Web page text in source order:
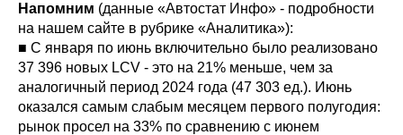
Напомним (данные «Автостат Инфо» - подробности
на нашем сайте в рубрике «Аналитика»):
■ С января по июнь включительно было реализовано
37 396 новых LCV - это на 21% меньше, чем за
аналогичный период 2024 года (47 303 ед.). Июнь
оказался самым слабым месяцем первого полугодия:
рынок просел на 33% по сравнению с июнем